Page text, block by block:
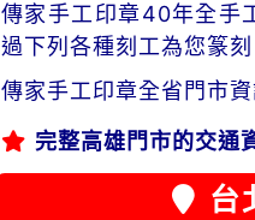
傳家手工印章40年全手
過下列各種刻工為您篆
傳家手工印章全省門市
完整高雄門市的交通
台